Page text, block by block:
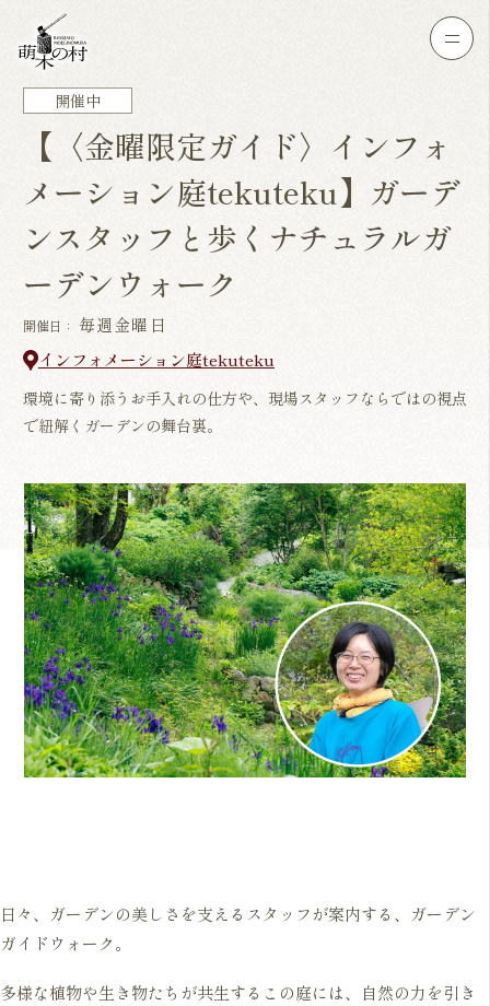
開催中
【〈金曜限定ガイド〉インフォ
メーション庭tekuteku】ガーデ
ンスタッフと歩くナチュラルガ
ーデンウォーク
開催日： 毎週金曜日
インフォメーション庭tekuteku
環境に寄り添うお手入れの仕方や、現場スタッフならではの視点
で紐解くガーデンの舞台裏。
日々、ガーデンの美しさを支えるスタッフが案内する、ガーデン
ガイドウォーク。
多様な植物や生き物たちが共生するこの庭には、自然の力を引き